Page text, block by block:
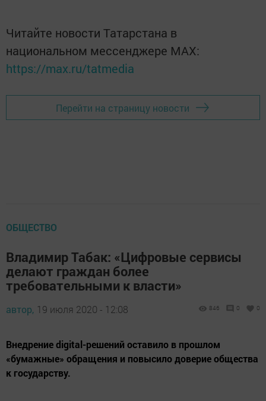
Читайте новости Татарстана в
национальном мессенджере MАХ:
https://max.ru/tatmedia
Перейти на страницу новости
ОБЩЕСТВО
Владимир Табак: «Цифровые сервисы
делают граждан более
требовательными к власти»
автор, 19 июля 2020 - 12:08 846 0 0
Внедрение digital-решений оставило в прошлом
«бумажные» обращения и повысило доверие общества
к государству.